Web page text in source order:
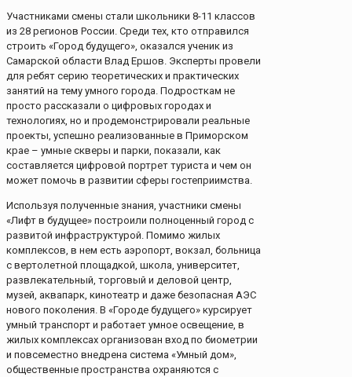
Участниками смены стали школьники 8-11 классов
из 28 регионов России. Среди тех, кто отправился
строить «Город будущего», оказался ученик из
Самарской области Влад Ершов. Эксперты провели
для ребят серию теоретических и практических
занятий на тему умного города. Подросткам не
просто рассказали о цифровых городах и
технологиях, но и продемонстрировали реальные
проекты, успешно реализованные в Приморском
крае – умные скверы и парки, показали, как
составляется цифровой портрет туриста и чем он
может помочь в развитии сферы гостеприимства.
Используя полученные знания, участники смены
«Лифт в будущее» построили полноценный город с
развитой инфраструктурой. Помимо жилых
комплексов, в нем есть аэропорт, вокзал, больница
с вертолетной площадкой, школа, университет,
развлекательный, торговый и деловой центр,
музей, аквапарк, кинотеатр и даже безопасная АЭС
нового поколения. В «Городе будущего» курсирует
умный транспорт и работает умное освещение, в
жилых комплексах организован вход по биометрии
и повсеместно внедрена система «Умный дом»,
общественные пространства охраняются с